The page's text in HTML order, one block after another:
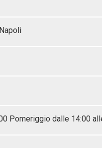
Pomeriggio dalle 14:00